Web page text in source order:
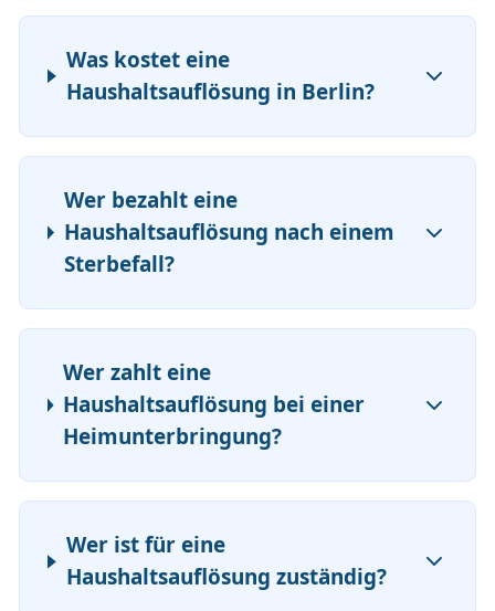
Was kostet eine
Haushaltsauflösung in Berlin?
Wer bezahlt eine
Haushaltsauflösung nach einem
Sterbefall?
Wer zahlt eine
Haushaltsauflösung bei einer
Heimunterbringung?
Wer ist für eine
Haushaltsauflösung zuständig?